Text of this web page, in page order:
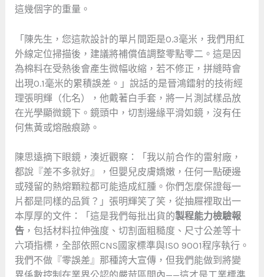
這幾個字的重量。
「陳先生，您這款設計的單片間距是0.3毫米，我們用紅
外線定位掃描後，建議將補償值調整零點零二。這是因
為棉料在受熱後會產生微幅收縮，若不修正，拼縫時會
出現0.1毫米的累積誤差。」說話的是晉鴻鐳射的技術經
理張明輝（化名），他戴著白手套，將一片測試樣品放
在光學顯微鏡下。鏡頭中，切割邊緣平滑如鏡，沒有任
何焦黃或熔融痕跡。
陳思遠摘下眼鏡，湊近觀察：「我以前合作的雷射廠，
都說『差不多就好』，但嬰兒皮膚嬌嫩，任何一點硬邊
或殘留的熱熔顆粒都可能造成紅腫。你們怎麼保證每一
片都是同樣的品質？」張明輝笑了笑，從抽屜裡取出一
本厚厚的文件：「這是我們每批出貨的製程能力檢驗報
告，包括材料拉伸強度、切割面粗糙度、尺寸公差等十
六項指標，全部依照CNS國家標準與ISO 9001程序執行。
我們不做『零誤差』那種誇大宣傳，但我們能做到將變